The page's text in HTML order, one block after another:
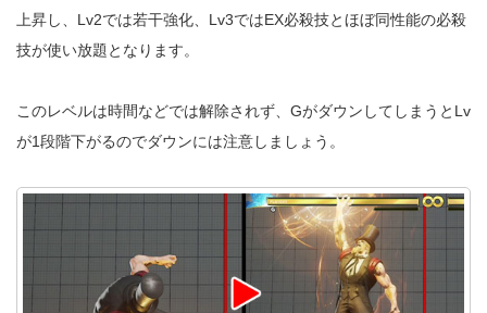
上昇し、Lv2では若干強化、Lv3ではEX必殺技とほぼ同性能の必殺
技が使い放題となります。
このレベルは時間などでは解除されず、GがダウンしてしまうとLv
が1段階下がるのでダウンには注意しましょう。